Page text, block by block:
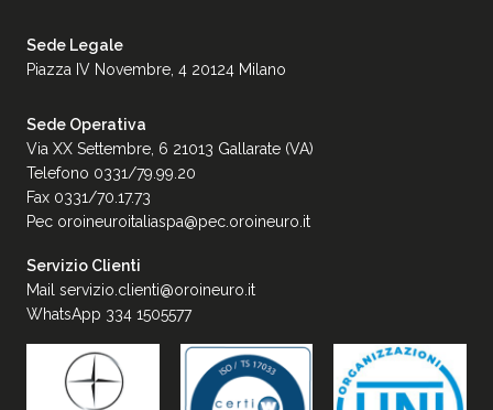
Sede Legale
Piazza IV Novembre, 4 20124 Milano
Sede Operativa
Via XX Settembre, 6 21013 Gallarate (VA)
Telefono 0331/79.99.20
Fax 0331/70.17.73
Pec oroineuroitaliaspa@pec.oroineuro.it
Servizio Clienti
Mail servizio.clienti@oroineuro.it
WhatsApp 334 1505577